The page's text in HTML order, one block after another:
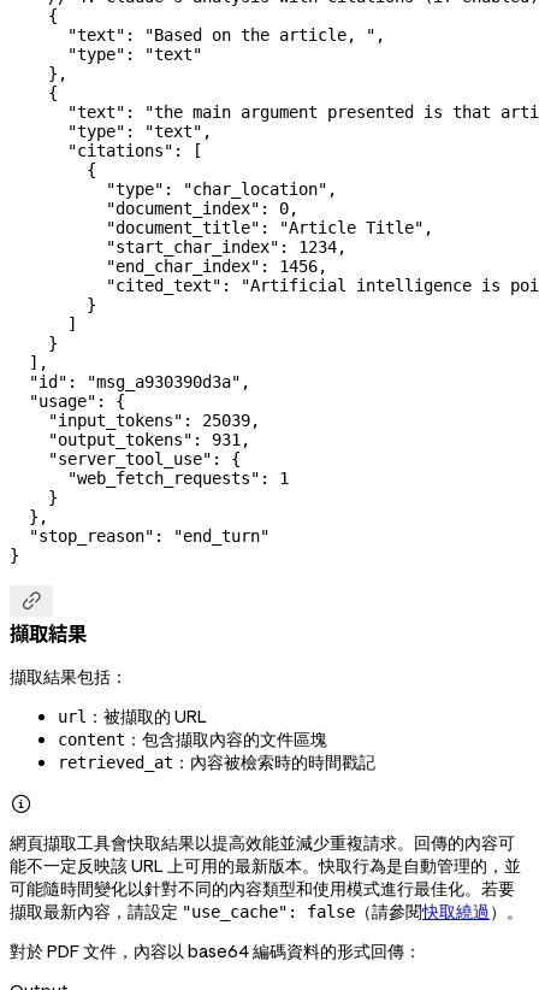
    {
      "text"
: "Based on the article, " ,
      "type"
:
"text"
    },
    {
      "text"
:
"the main argument presented is that
      "type"
: "text" ,
      "citations"
: [
        {
          "type"
: "char_location" ,
          "document_index"
: 0,
          "document_title"
: "Article Title" ,
          "start_char_index"
: 1234,
          "end_char_index"
: 1456,
          "cited_text"
:
"Artificial intelligence is
        }
      ]
    }
  ],
  "id"
: "msg_a930390d3a" ,
  "usage"
: {
    "input_tokens"
: 25039,
    "output_tokens"
: 931,
    "server_tool_use"
: {
      "web_fetch_requests"
: 1
    }
  },
  "stop_reason"
:
"end_turn"
}

擷取結果
擷取結果包括：
url ：被擷取的 URL
content ：包含擷取內容的文件區塊
retrieved_at ：內容被檢索時的時間戳記

網頁擷取工具會快取結果以提高效能並減少重複請求。回傳的內容可
能不一定反映該 URL 上可用的最新版本。快取行為是自動管理的，並
可能隨時間變化以針對不同的內容類型和使用模式進行最佳化。若要
擷取最新內容，請設定 "use_cache": false （請參閱快取繞過）。
對於 PDF 文件，內容以 base64 編碼資料的形式回傳：